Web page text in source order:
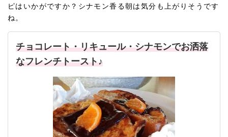
ピはいかがですか？シナモン香る朝は気分も上がりそうです
ね。
チョコレート・リキュール・シナモンでお洒落
なフレンチトースト♪